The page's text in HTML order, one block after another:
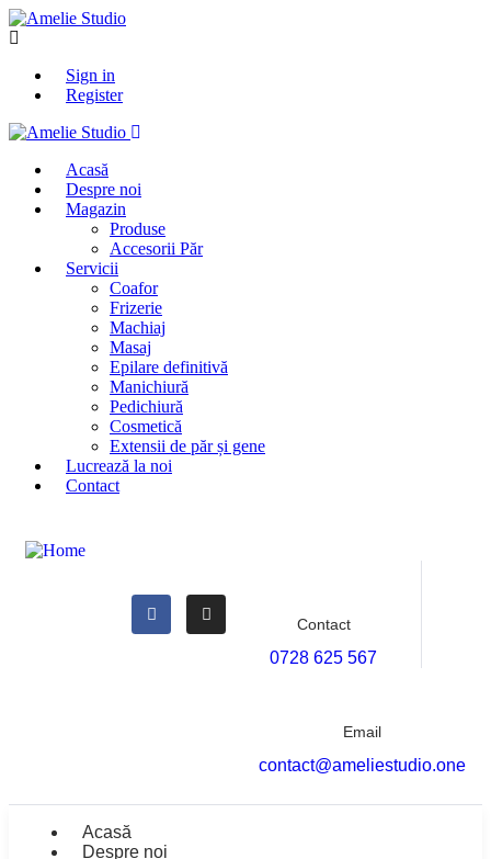
Sign in
Register
Acasă
Despre noi
Magazin
Produse
Accesorii Păr
Servicii
Coafor
Frizerie
Machiaj
Masaj
Epilare definitivă
Manichiură
Pedichiură
Cosmetică
Extensii de păr și gene
Lucrează la noi
Contact
Contact
0728 625 567
Email
contact@ameliestudio.one
Acasă
Despre noi